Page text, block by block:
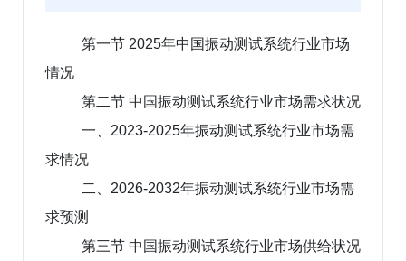
第一节 2025年中国振动测试系统行业市场
情况
第二节 中国振动测试系统行业市场需求状况
一、2023-2025年振动测试系统行业市场需
求情况
二、2026-2032年振动测试系统行业市场需
求预测
第三节 中国振动测试系统行业市场供给状况